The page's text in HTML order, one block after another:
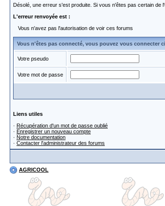
Désolé, une erreur s'est produite. Si vous n'êtes pas certain de
L'erreur renvoyée est :
Vous n'avez pas l'autorisation de voir ces forums
Vous n'êtes pas connecté, vous pouvez vous connecter
Votre pseudo
Votre mot de passe
Liens utiles
· Récupération d'un mot de passe oublié
· Enregistrer un nouveau compte
· Notre documentation
· Contacter l'administrateur des forums
AGRICOOL